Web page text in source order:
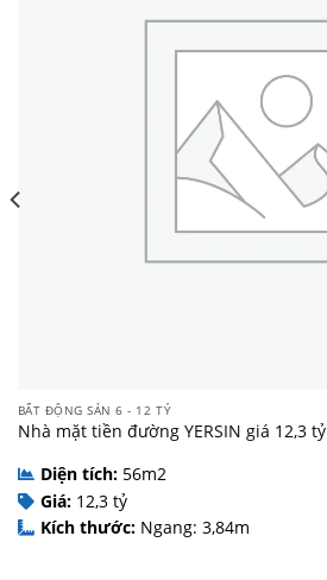
BẤT ĐỘNG SẢN 6 - 12 TỶ
Nhà mặt tiền đường YERSIN giá 12,3 tỷ
Diện tích: 56m2
Giá: 12,3 tỷ
Kích thước: Ngang: 3,84m